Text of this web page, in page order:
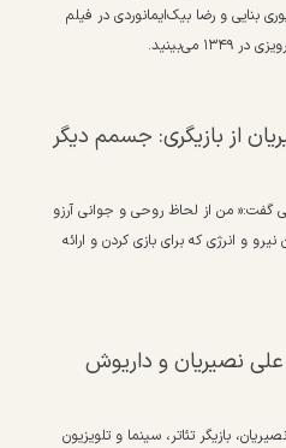
بنایی و رضا بیک‌ایمانوردی در فیلم
می‌بینید.
از بازیگری: جسمم دیگر
گفت:« من از لحاظ روحی و جوانی آرزو
و انرژی که برای بازی کردن و ارائه
قهر ۴۰ ساله علی نصیریان و داریوش
بازیگر تئاتر، سینما و تلویزیون